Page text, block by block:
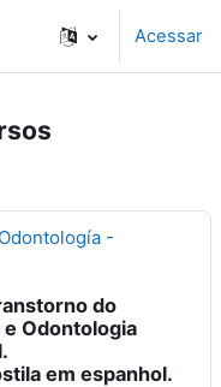
Acessar
-
do
Odontologia
em espanhol.